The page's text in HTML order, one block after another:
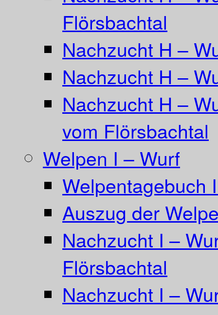
Flörsbachtal
Nachzucht H –
Nachzucht H –
Nachzucht H –
vom Flörsbachtal
Welpen I – Wurf
Welpentagebuch
Auszug der
Nachzucht I –
Flörsbachtal
Nachzucht I –